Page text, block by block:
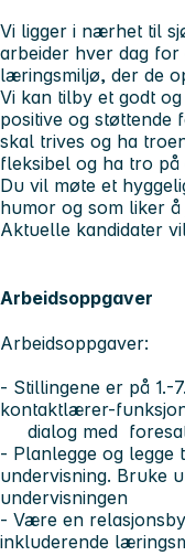
Vi ligger i nærhet til
arbeider hver dag
læringsmiljø, der de
Vi kan tilby et godt
positive og støttende
skal trives og ha
fleksibel og ha tro
Du vil møte et
humor og som liker å
Aktuelle kandidater
Arbeidsoppgaver
Arbeidsoppgaver:
- Stillingene er på 1.-
kontaktlærer-
dialog med
- Planlegge og legge
undervisning. Bruke
undervisningen
- Være en
inkluderende